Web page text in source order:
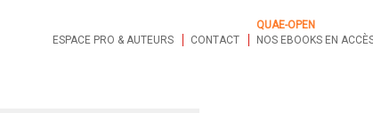
ESPACE PRO & AUTEURS CONTACT
QUAE-OPEN
NOS EBOOKS EN